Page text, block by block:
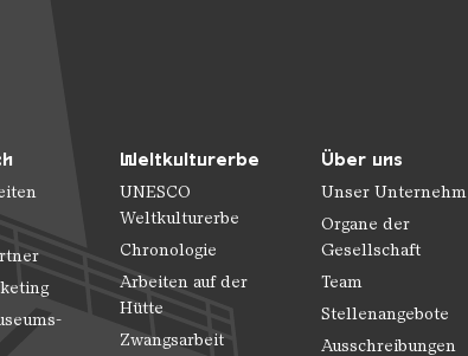
Weltkulturerbe
UNESCO
Weltkulturerbe
Chronologie
Arbeiten auf der
Hütte
Zwangsarbeit
Über uns
Unser
Organe der
Gesellschaft
Team
Stellenangebote
Ausschreibungen